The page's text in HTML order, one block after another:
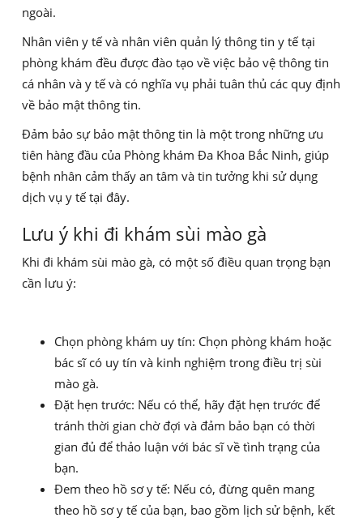
ngoài.
Nhân viên y tế và nhân viên quản lý thông tin y tế tại
phòng khám đều được đào tạo về việc bảo vệ thông tin
cá nhân và y tế và có nghĩa vụ phải tuân thủ các quy định
về bảo mật thông tin.
Đảm bảo sự bảo mật thông tin là một trong những ưu
tiên hàng đầu của Phòng khám Đa Khoa Bắc Ninh, giúp
bệnh nhân cảm thấy an tâm và tin tưởng khi sử dụng
dịch vụ y tế tại đây.
Lưu ý khi đi khám sùi mào gà
Khi đi khám sùi mào gà, có một số điều quan trọng bạn
cần lưu ý:
Chọn phòng khám uy tín: Chọn phòng khám hoặc
bác sĩ có uy tín và kinh nghiệm trong điều trị sùi
mào gà.
Đặt hẹn trước: Nếu có thể, hãy đặt hẹn trước để
tránh thời gian chờ đợi và đảm bảo bạn có thời
gian đủ để thảo luận với bác sĩ về tình trạng của
bạn.
Đem theo hồ sơ y tế: Nếu có, đừng quên mang
theo hồ sơ y tế của bạn, bao gồm lịch sử bệnh, kết